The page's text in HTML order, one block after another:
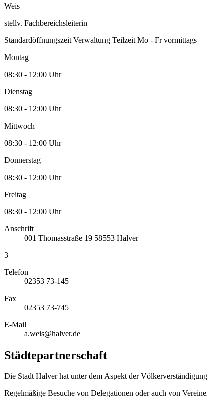
Weis
stellv. Fachbereichsleiterin
Standardöffnungszeit Verwaltung Teilzeit Mo - Fr vormittags
Montag
08:30 - 12:00 Uhr
Dienstag
08:30 - 12:00 Uhr
Mittwoch
08:30 - 12:00 Uhr
Donnerstag
08:30 - 12:00 Uhr
Freitag
08:30 - 12:00 Uhr
Anschrift
001 Thomasstraße 19 58553 Halver
3
Telefon
02353 73-145
Fax
02353 73-745
E-Mail
a.weis@halver.de
Städtepartnerschaft
Die Stadt Halver hat unter dem Aspekt der
Regelmäßige Besuche von Delegationen oder auch von